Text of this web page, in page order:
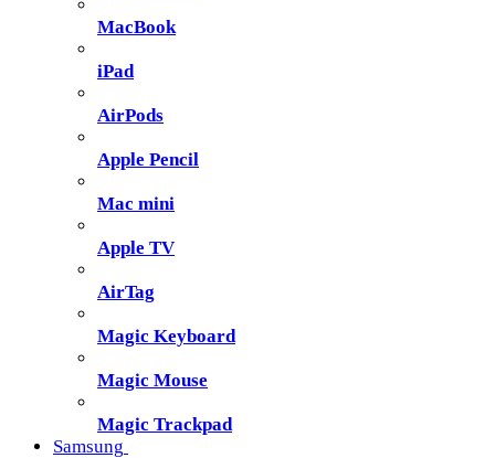
MacBook
iPad
AirPods
Apple Pencil
Mac mini
Apple TV
AirTag
Magic Keyboard
Magic Mouse
Magic Trackpad
Samsung